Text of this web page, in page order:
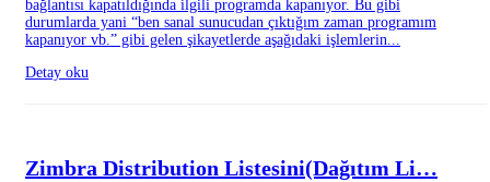
bağlantısı kapatıldığında ilgili programda kapanıyor. Bu gibi
durumlarda yani “ben sanal sunucudan çıktığım zaman programım
kapanıyor vb.” gibi gelen şikayetlerde aşağıdaki işlemlerin...
Detay oku
Zimbra Distribution Listesini(Dağıtım Li…